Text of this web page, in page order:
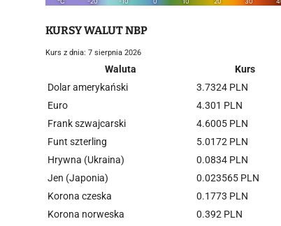
KURSY WALUT NBP
Kurs z dnia: 7 sierpnia 2026
Waluta
Kurs
Dolar amerykański
3.7324 PLN
Euro
4.301 PLN
Frank szwajcarski
4.6005 PLN
Funt szterling
5.0172 PLN
Hrywna (Ukraina)
0.0834 PLN
Jen (Japonia)
0.023565 PLN
Korona czeska
0.1773 PLN
Korona norweska
0.392 PLN